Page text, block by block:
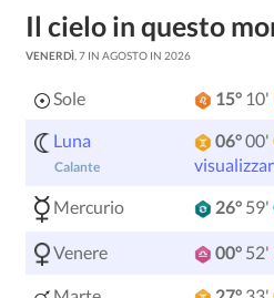
Il cielo in questo
VENERDÌ, 7 IN AGOSTO IN 2026
Sole 15°10'
Luna
Calante
06°00'
Mercurio
26°59'
Venere 00°52'